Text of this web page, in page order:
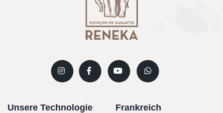
Unsere Technologie Frankreich